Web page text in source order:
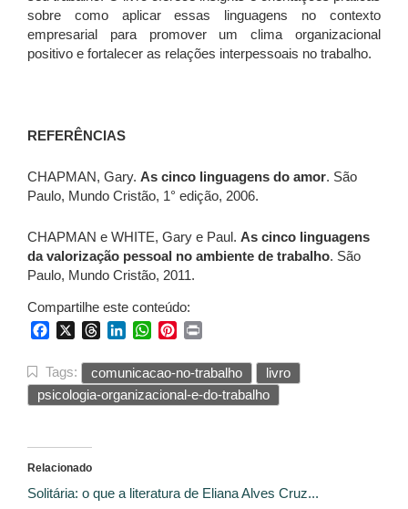
sobre como aplicar essas linguagens no contexto
empresarial para promover um clima organizacional
positivo e fortalecer as relações interpessoais no trabalho.
REFERÊNCIAS
CHAPMAN, Gary. As cinco linguagens do amor. São
Paulo, Mundo Cristão, 1° edição, 2006.
CHAPMAN e WHITE, Gary e Paul. As cinco linguagens
da valorização pessoal no ambiente de trabalho. São
Paulo, Mundo Cristão, 2011.
Compartilhe este conteúdo:
FacebookThreadsLinkedInWhatsApp
Pinterest
Tags: comunicacao-no-trabalho
livro
psicologia-organizacional-e-do-trabalho
Relacionado
Solitária: o que a literatura de Eliana Alves Cruz...